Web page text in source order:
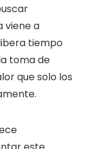
viene a
tiempo
toma de
que solo los